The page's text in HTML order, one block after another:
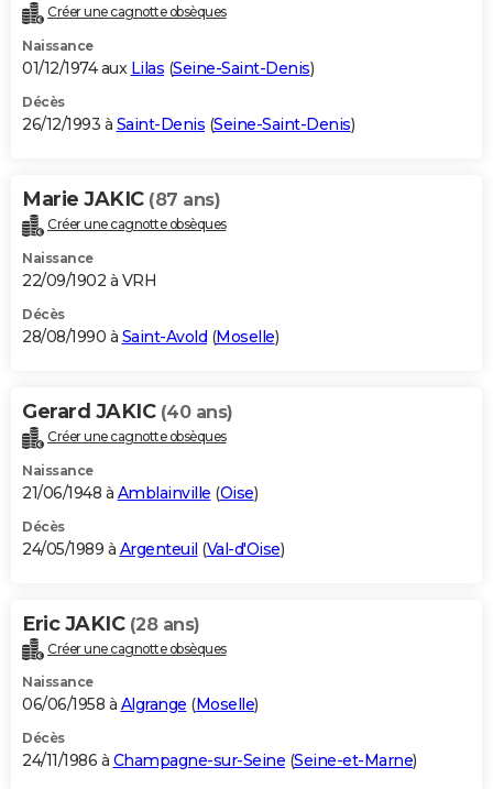
Créer une cagnotte obsèques
Naissance
01/12/1974 aux Lilas (Seine-Saint-Denis)
Décès
26/12/1993 à Saint-Denis (Seine-Saint-Denis)
Marie JAKIC (87 ans)
Créer une cagnotte obsèques
Naissance
22/09/1902 à VRH
Décès
28/08/1990 à Saint-Avold (Moselle)
Gerard JAKIC (40 ans)
Créer une cagnotte obsèques
Naissance
21/06/1948 à Amblainville (Oise)
Décès
24/05/1989 à Argenteuil (Val-d'Oise)
Eric JAKIC (28 ans)
Créer une cagnotte obsèques
Naissance
06/06/1958 à Algrange (Moselle)
Décès
24/11/1986 à Champagne-sur-Seine (Seine-et-Marne)